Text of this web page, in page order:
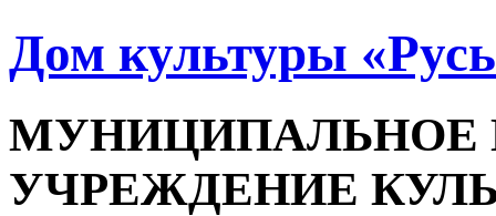
Дом культуры
УЧРЕЖДЕНИЕ